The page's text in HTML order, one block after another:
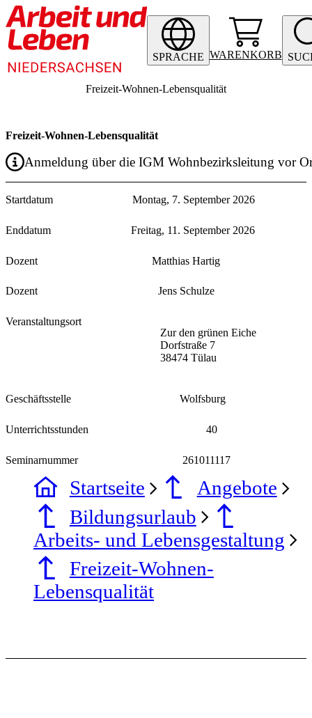
SPRACHE WARENKORB
Freizeit-Wohnen-Lebensqualität
Freizeit-Wohnen-Lebensqualität
Anmeldung über die IGM Wohnbezirksleitung vor
Startdatum Montag, 7. September 2026
Enddatum Freitag, 11. September 2026
Dozent Matthias Hartig
Dozent Jens Schulze
Veranstaltungsort
Zur den grünen Eiche
Dorfstraße 7
38474 Tülau
Geschäftsstelle Wolfsburg
Unterrichtsstunden 40
Seminarnummer 261011117
Startseite
Angebote
Bildungsurlaub
Arbeits- und Lebensgestaltung
Freizeit-Wohnen-
Lebensqualität